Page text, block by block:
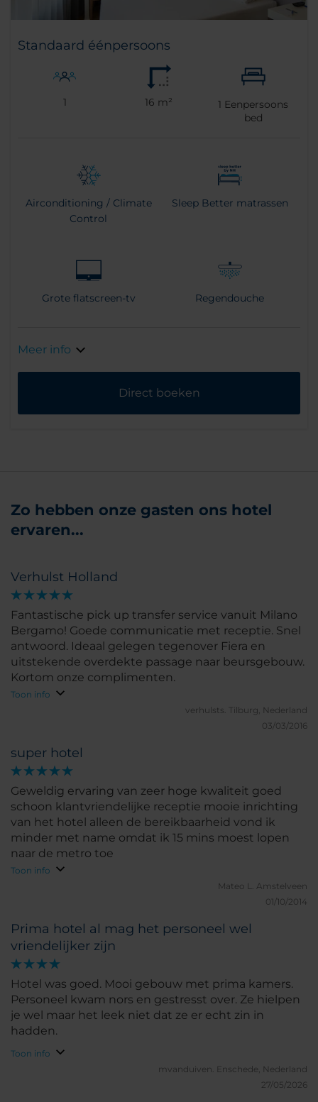
Standaard éénpersoons
1 16 m² 1 Eenpersoons
bed
Airconditioning / Climate
Control
Sleep Better matrassen
Grote flatscreen-tv Regendouche
Meer info
Direct boeken
Zo hebben onze gasten ons hotel
ervaren...
Verhulst Holland
Fantastische pick up transfer service vanuit Milano
Bergamo! Goede communicatie met receptie. Snel
antwoord. Ideaal gelegen tegenover Fiera en
uitstekende overdekte passage naar beursgebouw.
Kortom onze complimenten.
Toon info
verhulsts.
Tilburg, Nederland
03/03/2016
super hotel
Geweldig ervaring van zeer hoge kwaliteit goed
schoon klantvriendelijke receptie mooie inrichting
van het hotel alleen de bereikbaarheid vond ik
minder met name omdat ik 15 mins moest lopen
naar de metro toe
Toon info
Mateo L. Amstelveen
01/10/2014
Prima hotel al mag het personeel wel
vriendelijker zijn
Hotel was goed. Mooi gebouw met prima kamers.
Personeel kwam nors en gestresst over. Ze hielpen
je wel maar het leek niet dat ze er echt zin in
hadden.
Toon info
mvanduiven. Enschede, Nederland
27/05/2026